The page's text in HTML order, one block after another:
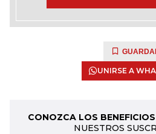
UNIRSE A
CONOZCA LOS
NUESTROS